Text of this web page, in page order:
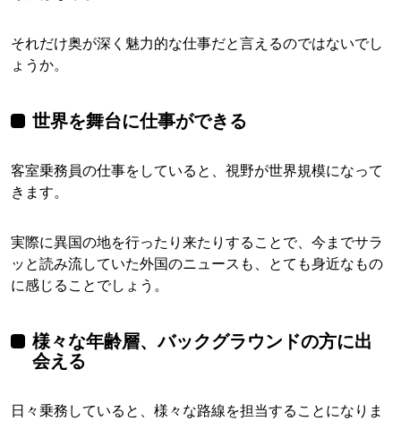
それだけ奥が深く魅力的な仕事だと言えるのではないでし
ょうか。
世界を舞台に仕事ができる
客室乗務員の仕事をしていると、視野が世界規模になって
きます。
実際に異国の地を行ったり来たりすることで、今までサラ
ッと読み流していた外国のニュースも、とても身近なもの
に感じることでしょう。
様々な年齢層、バックグラウンドの方に出
会える
日々乗務していると、様々な路線を担当することになりま